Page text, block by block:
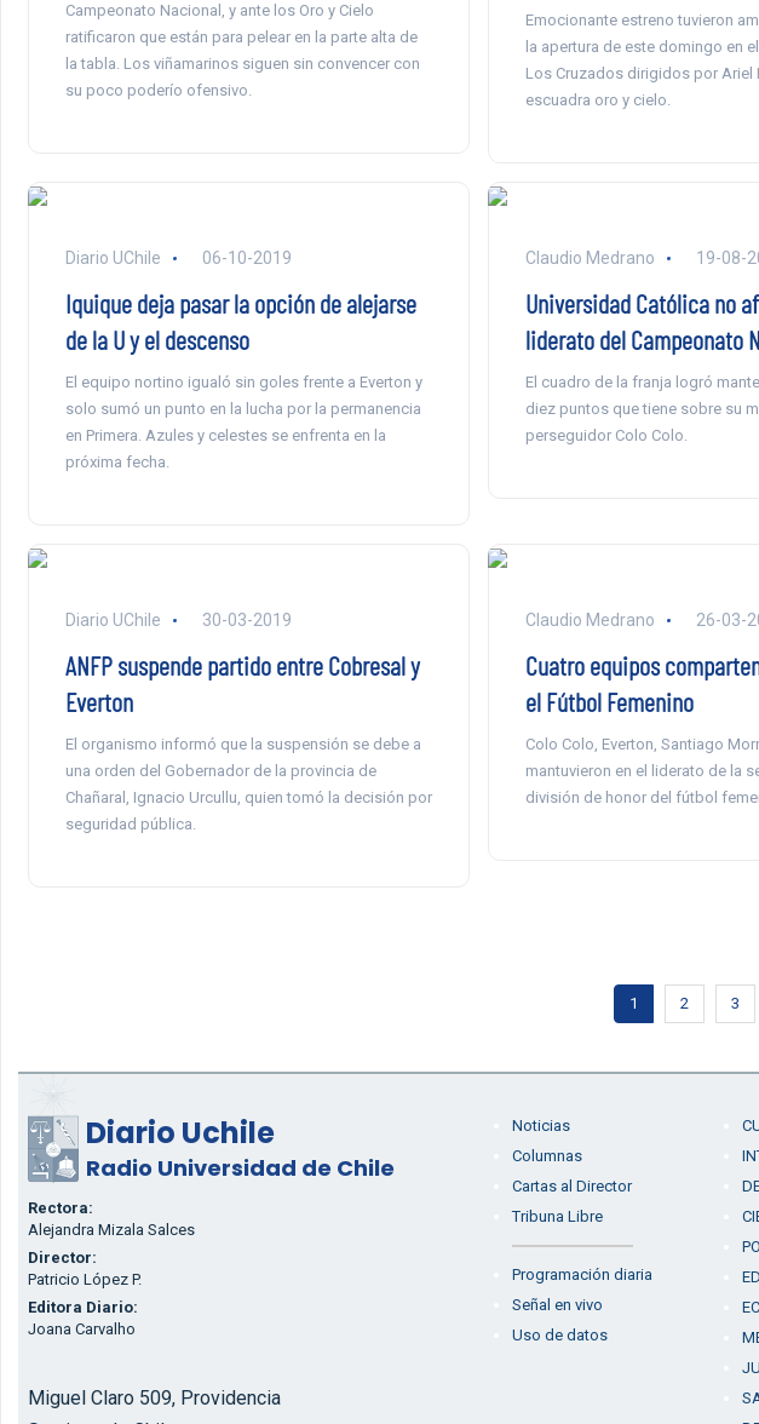
Campeonato Nacional, y ante los Oro y Cielo
ratificaron que están para pelear en la parte alta de
la tabla. Los viñamarinos siguen sin convencer con
su poco poderío ofensivo.
Emocionante estreno tuvieron
la apertura de este domingo en
Los Cruzados dirigidos por Ariel
escuadra oro y cielo.
Diario UChile 06-10-2019
Iquique deja pasar la opción de alejarse
de la U y el descenso
El equipo nortino igualó sin goles frente a Everton y
solo sumó un punto en la lucha por la permanencia
en Primera. Azules y celestes se enfrenta en la
próxima fecha.
Claudio Medrano 19-08-
Universidad Católica no
liderato del Campeonato
El cuadro de la franja logró
diez puntos que tiene sobre su
perseguidor Colo Colo.
Diario UChile 30-03-2019
ANFP suspende partido entre Cobresal y
Everton
El organismo informó que la suspensión se debe a
una orden del Gobernador de la provincia de
Chañaral, Ignacio Urcullu, quien tomó la decisión por
seguridad pública.
Claudio Medrano 26-03-
Cuatro equipos
el Fútbol Femenino
Colo Colo, Everton, Santiago
mantuvieron en el liderato de la
división de honor del fútbol
1 2 3
Diario Uchile
Radio Universidad de Chile
Rectora:
Alejandra Mizala Salces
Director:
Patricio López P.
Editora Diario:
Joana Carvalho
Miguel Claro 509, Providencia
Noticias
Columnas
Cartas al Director
Tribuna Libre
Programación diaria
Señal en vivo
Uso de datos